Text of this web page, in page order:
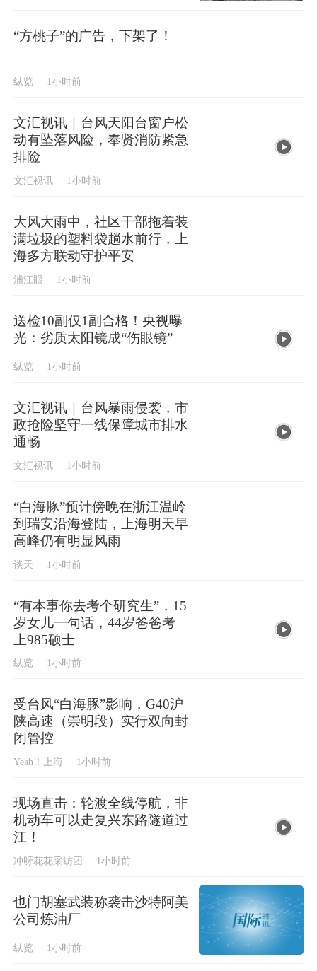
“方桃子”的广告，下架了！
纵览 1小时前
文汇视讯｜台风天阳台窗户松
动有坠落风险，奉贤消防紧急
排险
文汇视讯 1小时前
大风大雨中，社区干部拖着装
满垃圾的塑料袋趟水前行，上
海多方联动守护平安
浦江眼 1小时前
送检10副仅1副合格！央视曝
光：劣质太阳镜成“伤眼镜”
纵览 1小时前
文汇视讯｜台风暴雨侵袭，市
政抢险坚守一线保障城市排水
通畅
文汇视讯 1小时前
“白海豚”预计傍晚在浙江温岭
到瑞安沿海登陆，上海明天早
高峰仍有明显风雨
谈天 1小时前
“有本事你去考个研究生”，15
岁女儿一句话，44岁爸爸考
上985硕士
纵览 1小时前
受台风“白海豚”影响，G40沪
陕高速（崇明段）实行双向封
闭管控
Yeah！上海 1小时前
现场直击：轮渡全线停航，非
机动车可以走复兴东路隧道过
江！
冲呀花花采访团 1小时前
也门胡塞武装称袭击沙特阿美
公司炼油厂
纵览 1小时前